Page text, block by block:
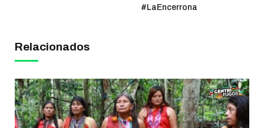
#LaEncerrona
Relacionados